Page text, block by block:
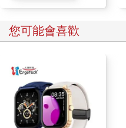
您可能會喜歡